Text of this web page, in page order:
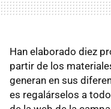
Han elaborado diez
partir de los
generan en sus
es regalárselos a